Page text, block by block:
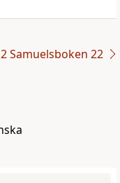
2 Samuelsboken 22